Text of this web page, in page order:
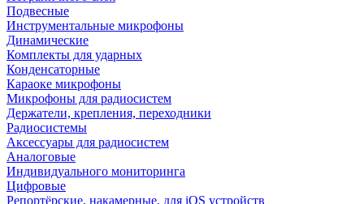
Подвесные
Инструментальные микрофоны
Динамические
Комплекты для ударных
Конденсаторные
Караоке микрофоны
Микрофоны для радиосистем
Держатели, крепления, переходники
Радиосистемы
Аксессуары для радиосистем
Аналоговые
Индивидуального мониторинга
Цифровые
Репортёрские, накамерные, для iOS устройств